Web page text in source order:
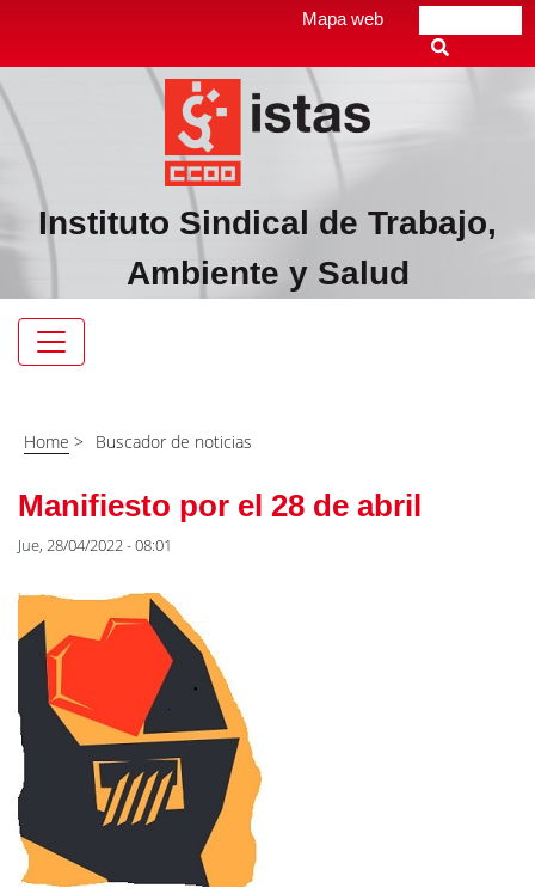
contenido
principal
Mapa web
Instituto Sindical de Trabajo,
Ambiente y Salud
Navegación
Home > Buscador de noticias
Manifiesto por el 28 de abril
Jue, 28/04/2022 - 08:01